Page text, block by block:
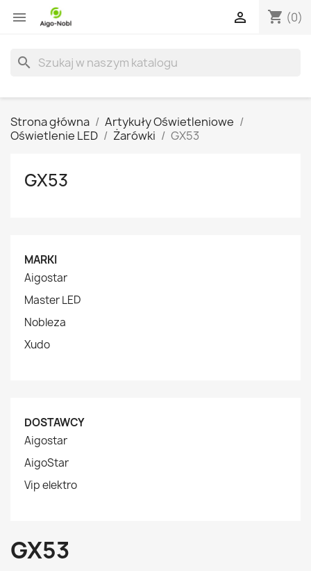
 shopping_cart (0)

search
Strona główna
Artykuły Oświetleniowe
Oświetlenie LED
Żarówki GX53
GX53
MARKI
Aigostar
Master LED
Nobleza
Xudo
DOSTAWCY
Aigostar
AigoStar
Vip elektro
GX53